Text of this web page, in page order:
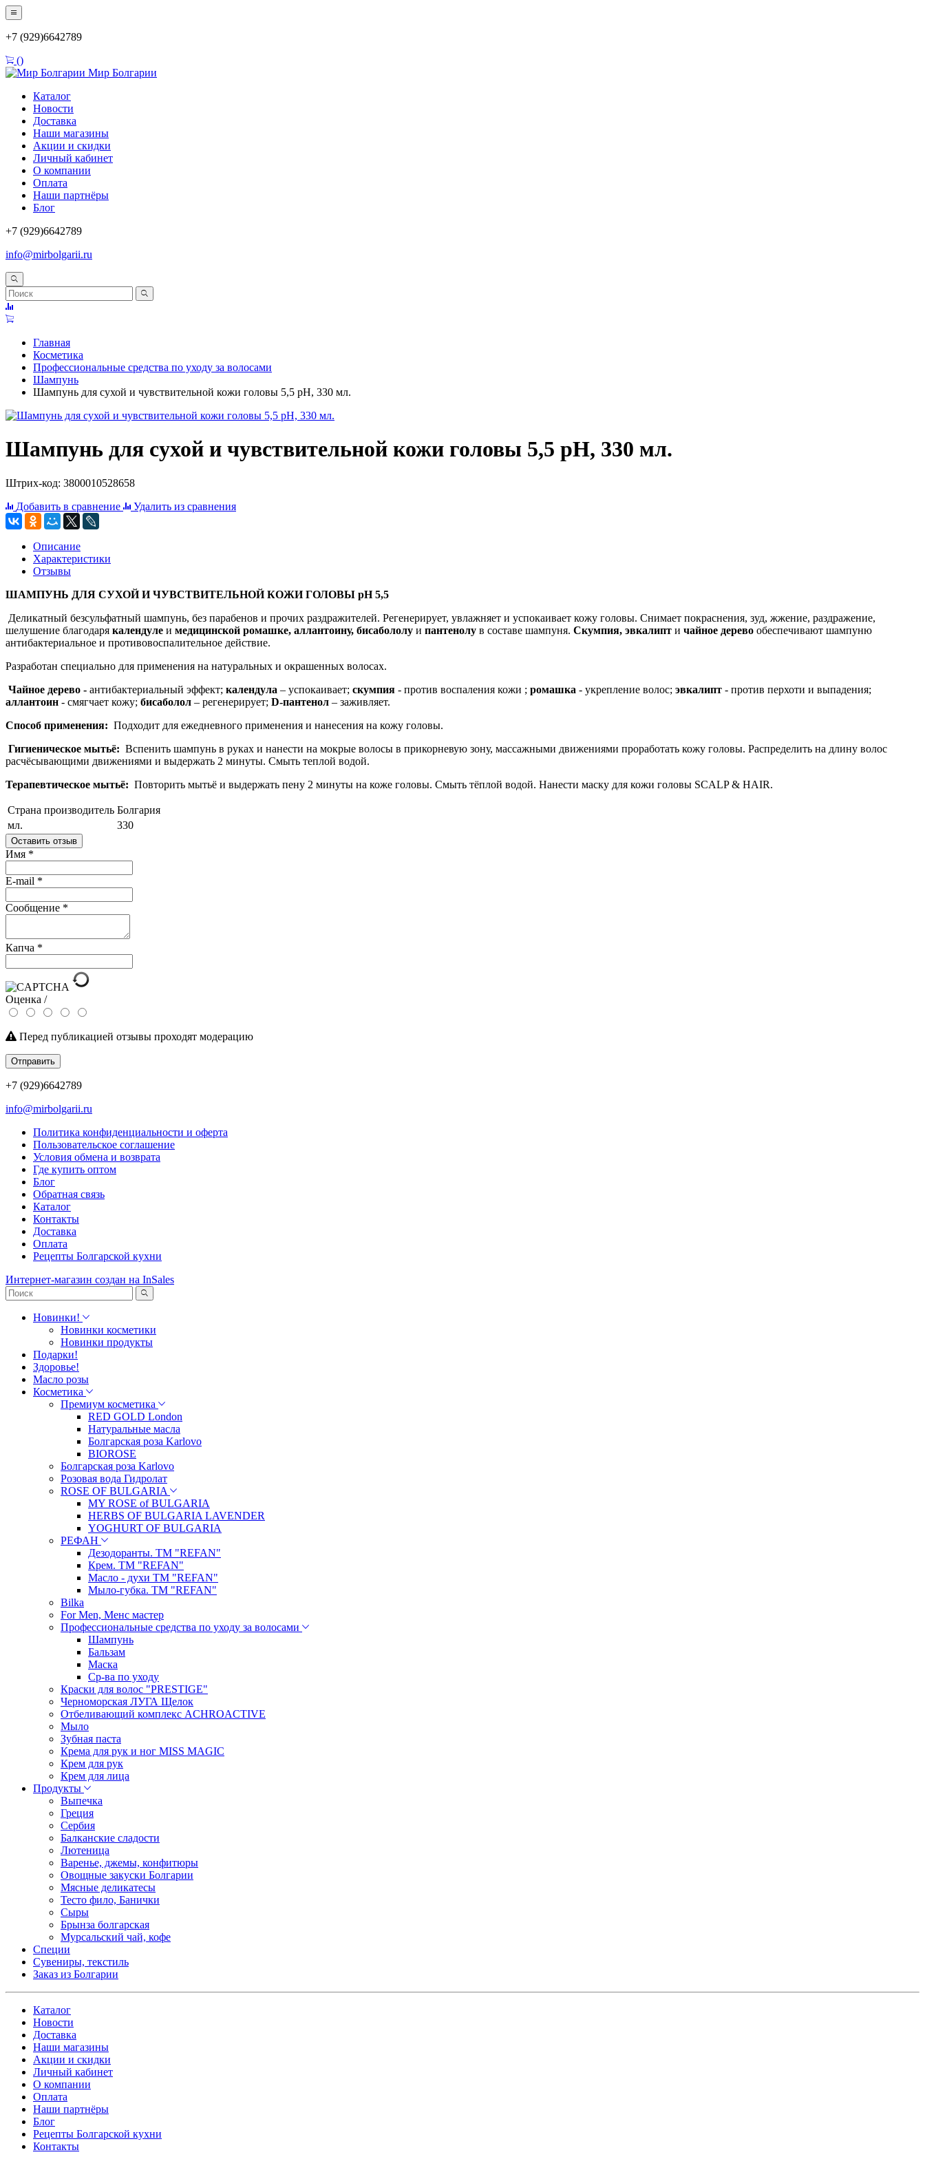
+7 (929)6642789
()
Мир Болгарии
Каталог
Новости
Доставка
Наши магазины
Акции и скидки
Личный кабинет
О компании
Оплата
Наши партнёры
Блог
+7 (929)6642789
info@mirbolgarii.ru
Главная
Косметика
Профессиональные средства по уходу за волосами
Шампунь
Шампунь для сухой и чувствительной кожи головы 5,5 pH, 330 мл.
Шампунь для сухой и чувствительной кожи головы 5,5 pH, 330 мл.
Штрих-код: 3800010528658
Добавить в сравнение
Удалить из сравнения
Описание
Характеристики
Отзывы
ШАМПУНЬ ДЛЯ СУХОЙ И ЧУВСТВИТЕЛЬНОЙ КОЖИ ГОЛОВЫ pH 5,5
Деликатный безсульфатный шампунь, без парабенов и прочих раздражителей. Регенерирует, увлажняет и успокаивает кожу головы. Снимает покраснения, зуд, жжение, раздражение,
шелушение благодаря календуле и медицинской ромашке, аллантоину, бисабололу и пантенолу в составе шампуня. Скумпия, эвкалипт и чайное дерево обеспечивают шампуню
антибактериальное и противовоспалительное действие.
Разработан специально для применения на натуральных и окрашенных волосах.
Чайное дерево - антибактериальный эффект; календула – успокаивает; скумпия - против воспаления кожи ; ромашка - укрепление волос; эвкалипт - против перхоти и выпадения;
аллантоин - смягчает кожу; бисаболол – регенерирует; D-пантенол – заживляет.
Способ применения: Подходит для ежедневного применения и нанесения на кожу головы.
Гигиеническое мытьё: Вспенить шампунь в руках и нанести на мокрые волосы в прикорневую зону, массажными движениями проработать кожу головы. Распределить на длину волос
расчёсывающими движениями и выдержать 2 минуты. Смыть теплой водой.
Терапевтическое мытьё: Повторить мытьё и выдержать пену 2 минуты на коже головы. Смыть тёплой водой. Нанести маску для кожи головы SCALP & HAIR.
Страна производитель Болгария
мл.
330
Оставить отзыв
Имя *
E-mail *
Сообщение *
Капча *
Оценка /
Перед публикацией отзывы проходят модерацию
Отправить
+7 (929)6642789
info@mirbolgarii.ru
Политика конфиденциальности и оферта
Пользовательское соглашение
Условия обмена и возврата
Где купить оптом
Блог
Обратная связь
Каталог
Контакты
Доставка
Оплата
Рецепты Болгарской кухни
Интернет-магазин создан на InSales
Новинки!
Новинки косметики
Новинки продукты
Подарки!
Здоровье!
Масло розы
Косметика
Премиум косметика
RED GOLD London
Натуральные масла
Болгарская роза Karlovo
BIOROSE
Болгарская роза Karlovo
Розовая вода Гидролат
ROSE OF BULGARIA
MY ROSE of BULGARIA
HERBS OF BULGARIA LAVENDER
YOGHURT OF BULGARIA
РЕФАН
Дезодоранты. ТМ "REFAN"
Крем. ТМ "REFAN"
Масло - духи ТМ "REFAN"
Мыло-губка. ТМ "REFAN"
Bilka
For Men, Менс мастер
Профессиональные средства по уходу за волосами
Шампунь
Бальзам
Маска
Ср-ва по уходу
Краски для волос "PRESTIGE"
Черноморская ЛУГА Щелок
Отбеливающий комплекс ACHROACTIVE
Мыло
Зубная паста
Крема для рук и ног MISS MAGIC
Крем для рук
Крем для лица
Продукты
Выпечка
Греция
Сербия
Балканские сладости
Лютеница
Варенье, джемы, конфитюры
Овощные закуски Болгарии
Мясные деликатесы
Тесто фило, Банички
Сыры
Брынза болгарская
Мурсальский чай, кофе
Специи
Сувениры, текстиль
Заказ из Болгарии
Каталог
Новости
Доставка
Наши магазины
Акции и скидки
Личный кабинет
О компании
Оплата
Наши партнёры
Блог
Рецепты Болгарской кухни
Контакты